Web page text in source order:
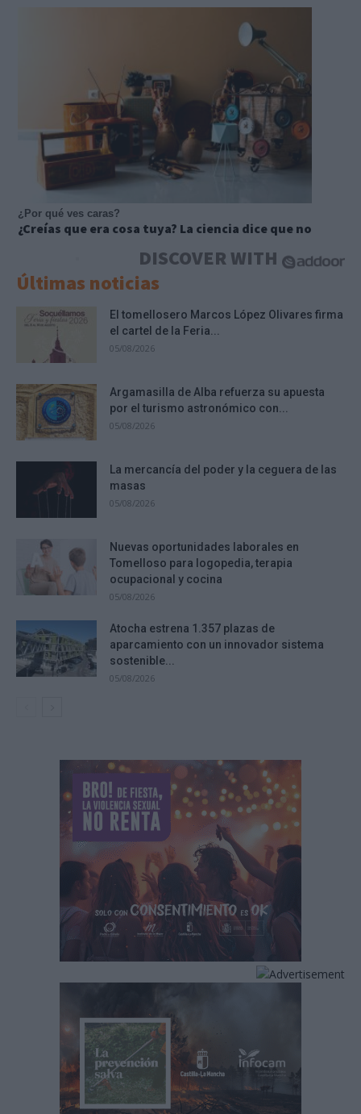
¿Por qué ves caras?
¿Creías que era cosa tuya? La ciencia dice que no
DISCOVER WITH
Últimas noticias
El tomellosero Marcos López Olivares firma
el cartel de la Feria...
05/08/2026
Argamasilla de Alba refuerza su apuesta
por el turismo astronómico con...
05/08/2026
La mercancía del poder y la ceguera de las
masas
05/08/2026
Nuevas oportunidades laborales en
Tomelloso para logopedia, terapia
ocupacional y cocina
05/08/2026
Atocha estrena 1.357 plazas de
aparcamiento con un innovador sistema
sostenible...
05/08/2026